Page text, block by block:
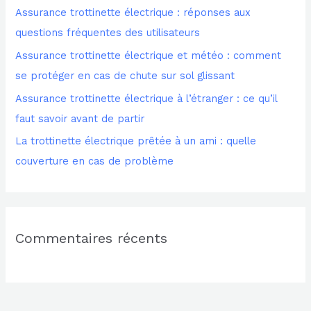
c
h
e
r
:
Assurance trottinette électrique : réponses aux
questions fréquentes des utilisateurs
Assurance trottinette électrique et météo : comment
se protéger en cas de chute sur sol glissant
Assurance trottinette électrique à l’étranger : ce qu’il
faut savoir avant de partir
La trottinette électrique prêtée à un ami : quelle
couverture en cas de problème
Commentaires récents